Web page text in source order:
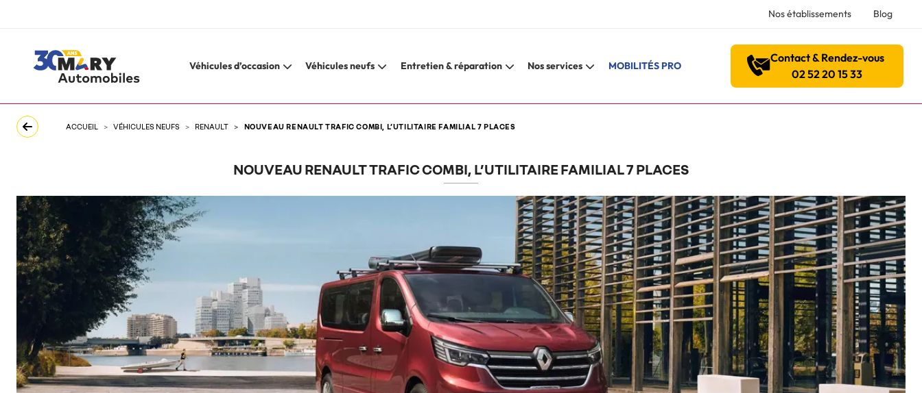
Nos établissements Blog
Véhicules d’occasion Véhicules neufs Entretien & réparation Nos services MOBILITÉS PRO
Contact & Rendez-vous
02 52 20 15 33
ACCUEIL VÉHICULES NEUFS RENAULT NOUVEAU RENAULT TRAFIC COMBI, L’UTILITAIRE FAMILIAL 7 PLACES
NOUVEAU RENAULT TRAFIC COMBI, L’UTILITAIRE FAMILIAL 7 PLACES